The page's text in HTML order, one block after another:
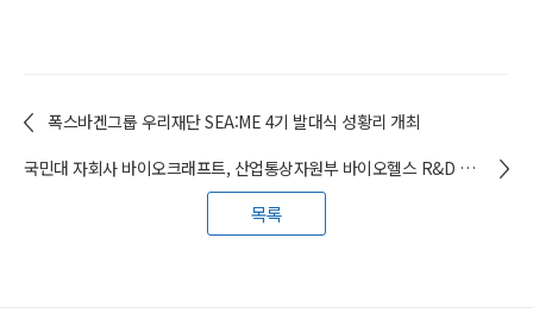
폭스바겐그룹 우리재단 SEA:ME 4기 발대식 성황리 개최
국민대 자회사 바이오크래프트, 산업통상자원부 바이오헬스 R&D 신규 사업 선정
목록